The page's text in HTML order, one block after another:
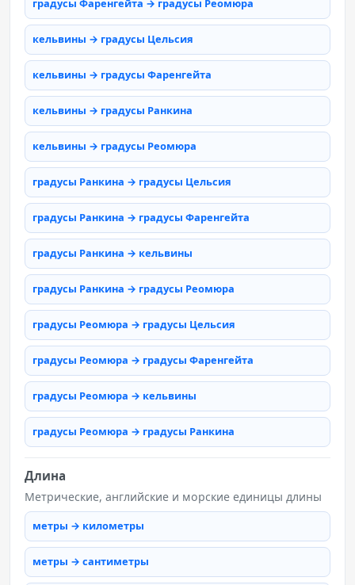
градусы Фаренгейта → градусы Реомюра
кельвины → градусы Цельсия
кельвины → градусы Фаренгейта
кельвины → градусы Ранкина
кельвины → градусы Реомюра
градусы Ранкина → градусы Цельсия
градусы Ранкина → градусы Фаренгейта
градусы Ранкина → кельвины
градусы Ранкина → градусы Реомюра
градусы Реомюра → градусы Цельсия
градусы Реомюра → градусы Фаренгейта
градусы Реомюра → кельвины
градусы Реомюра → градусы Ранкина
Длина
Метрические, английские и морские единицы длины
метры → километры
метры → сантиметры